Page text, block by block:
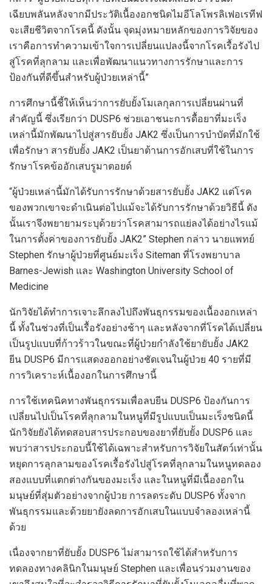
เฉียบพลันหลังจากมีประวัติเนื้องอกชนิดไมอีโลโพรลิเฟอเรทีฟ
จะเสียชีวิตจากโรคนี้ ดังนั้น จุดมุ่งหมายหลักของการวิจัยของ
เราคือการทำความเข้าใจการเปลี่ยนแปลงนี้จากโรคเรื้อรังไป
สู่โรคที่ลุกลาม และเพื่อพัฒนาแนวทางการรักษาและการ
ป้องกันที่ดีขึ้นสำหรับผู้ป่วยเหล่านี้”
การศึกษานี้ชี้ให้เห็นว่าการยับยั้งโมเลกุลการเปลี่ยนผ่านที่
สำคัญนี้ ซึ่งเรียกว่า DUSP6 ช่วยเอาชนะการดื้อยาที่มะเร็ง
เหล่านี้มักพัฒนาไปสู่สารยับยั้ง JAK2 ซึ่งเป็นการบำบัดที่มักใช้
เพื่อรักษา สารยับยั้ง JAK2 เป็นยาต้านการอักเสบที่ใช้ในการ
รักษาโรคข้ออักเสบรูมาตอยด์
“ผู้ป่วยเหล่านี้มักได้รับการรักษาด้วยสารยับยั้ง JAK2 แต่โรค
ของพวกเขาจะดำเนินต่อไปแม้จะได้รับการรักษาด้วยวิธีนี้ ดัง
นั้นเราจึงพยายามระบุด้วยว่าโรคสามารถแย่ลงได้อย่างไรแม้
ในการตั้งค่าของการยับยั้ง JAK2” Stephen กล่าว นายแพทย์
Stephen รักษาผู้ป่วยที่ศูนย์มะเร็ง Siteman ที่โรงพยาบาล
Barnes-Jewish และ Washington University School of
Medicine
นักวิจัยได้ทำการเจาะลึกลงไปถึงพันธุกรรมของเนื้องอกเหล่า
นี้ ทั้งในช่วงที่เป็นเรื้อรังอย่างช้าๆ และหลังจากที่โรคได้เปลี่ยน
เป็นรูปแบบที่ก้าวร้าวในขณะที่ผู้ป่วยกำลังใช้ยายับยั้ง JAK2
ยีน DUSP6 มีการแสดงออกอย่างชัดเจนในผู้ป่วย 40 รายที่มี
การวิเคราะห์เนื้องอกในการศึกษานี้
การใช้เทคนิคทางพันธุกรรมเพื่อลบยีน DUSP6 ป้องกันการ
เปลี่ยนไปเป็นโรคที่ลุกลามในหนูที่มีรูปแบบเป็นมะเร็งชนิดนี้
นักวิจัยยังได้ทดสอบสารประกอบของยาที่ยับยั้ง DUSP6 และ
พบว่าสารประกอบนี้ใช้ได้เฉพาะสำหรับการวิจัยในสัตว์เท่านั้น
หยุดการลุกลามของโรคเรื้อรังไปสู่โรคที่ลุกลามในหนูทดลอง
สองแบบที่แตกต่างกันของมะเร็ง และในหนูที่มีเนื้องอกใน
มนุษย์ที่สุ่มตัวอย่างจากผู้ป่วย การลดระดับ DUSP6 ทั้งจาก
พันธุกรรมและด้วยยายังลดการอักเสบในแบบจำลองเหล่านี้
ด้วย
เนื่องจากยาที่ยับยั้ง DUSP6 ไม่สามารถใช้ได้สำหรับการ
ทดลองทางคลินิกในมนุษย์ Stephen และเพื่อนร่วมงานของ